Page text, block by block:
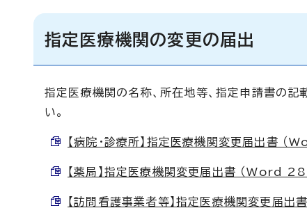
指定医療機関の変更の届出
指定医療機関の名称、所在地等、指定申請書の
い。
【病院・診療所】指定医療機関変更届出書
【薬局】指定医療機関変更届出書 （Word
【訪問看護事業者等】指定医療機関変更届